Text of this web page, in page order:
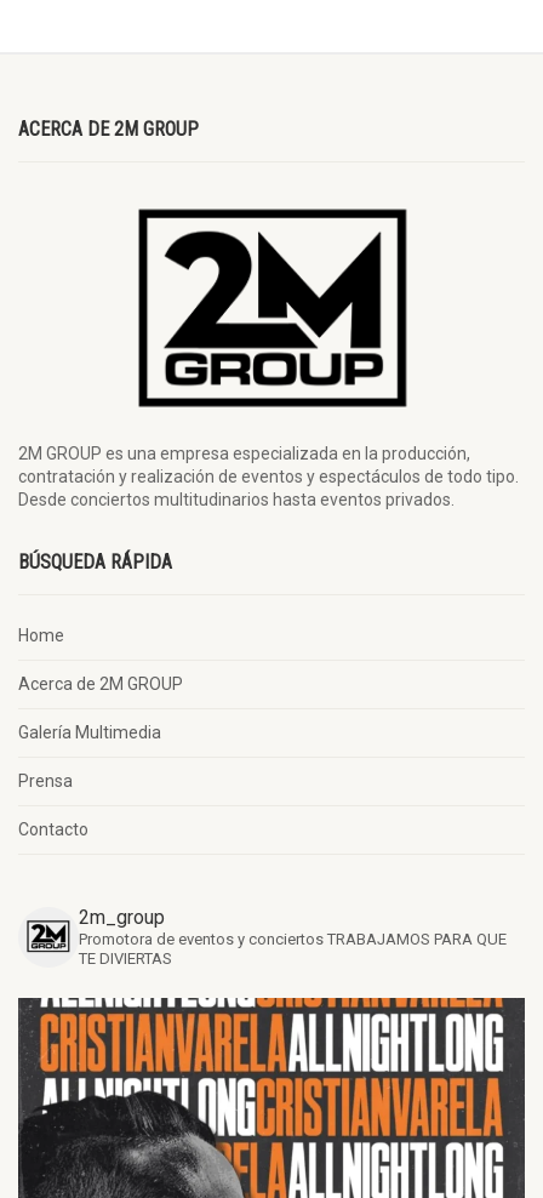
ACERCA DE 2M GROUP
2M GROUP es una empresa especializada en la producción,
contratación y realización de eventos y espectáculos de todo tipo.
Desde conciertos multitudinarios hasta eventos privados.
BÚSQUEDA RÁPIDA
Home
Acerca de 2M GROUP
Galería Multimedia
Prensa
Contacto
2m_group
Promotora de eventos y conciertos TRABAJAMOS PARA QUE
TE DIVIERTAS